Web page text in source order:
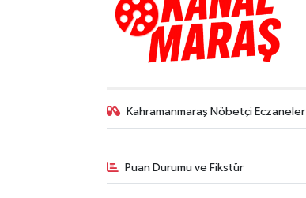
Kahramanmaraş Nöbetçi Eczaneler
Puan Durumu ve Fikstür